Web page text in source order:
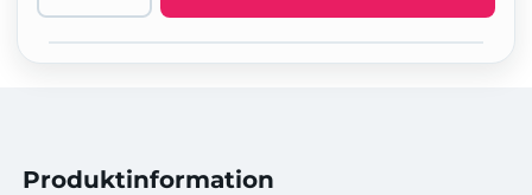
Produktinformation